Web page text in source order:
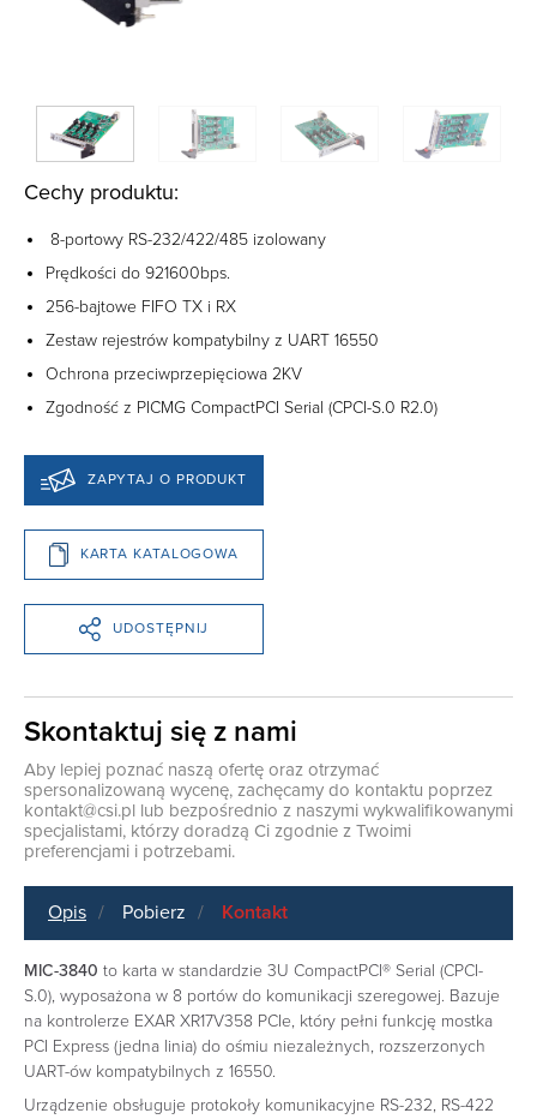
Cechy produktu:
8-portowy RS-232/422/485 izolowany
Prędkości do 921600bps.
256-bajtowe FIFO TX i RX
Zestaw rejestrów kompatybilny z UART 16550
Ochrona przeciwprzepięciowa 2KV
Zgodność z PICMG CompactPCI Serial (CPCI-S.0 R2.0)
ZAPYTAJ O PRODUKT
KARTA KATALOGOWA
UDOSTĘPNIJ
Skontaktuj się z nami
Aby lepiej poznać naszą ofertę oraz otrzymać
spersonalizowaną wycenę, zachęcamy do kontaktu poprzez
kontakt@csi.pl lub bezpośrednio z naszymi wykwalifikowanymi
specjalistami, którzy doradzą Ci zgodnie z Twoimi
preferencjami i potrzebami.
Opis Pobierz Kontakt
MIC-3840 to karta w standardzie 3U CompactPCI® Serial (CPCI-
S.0), wyposażona w 8 portów do komunikacji szeregowej. Bazuje
na kontrolerze EXAR XR17V358 PCIe, który pełni funkcję mostka
PCI Express (jedna linia) do ośmiu niezależnych, rozszerzonych
UART-ów kompatybilnych z 16550.
Urządzenie obsługuje protokoły komunikacyjne RS-232, RS-422